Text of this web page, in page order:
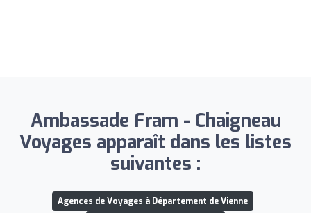
Ambassade Fram - Chaigneau
Voyages apparaît dans les listes
suivantes :
Agences de Voyages à Département de Vienne